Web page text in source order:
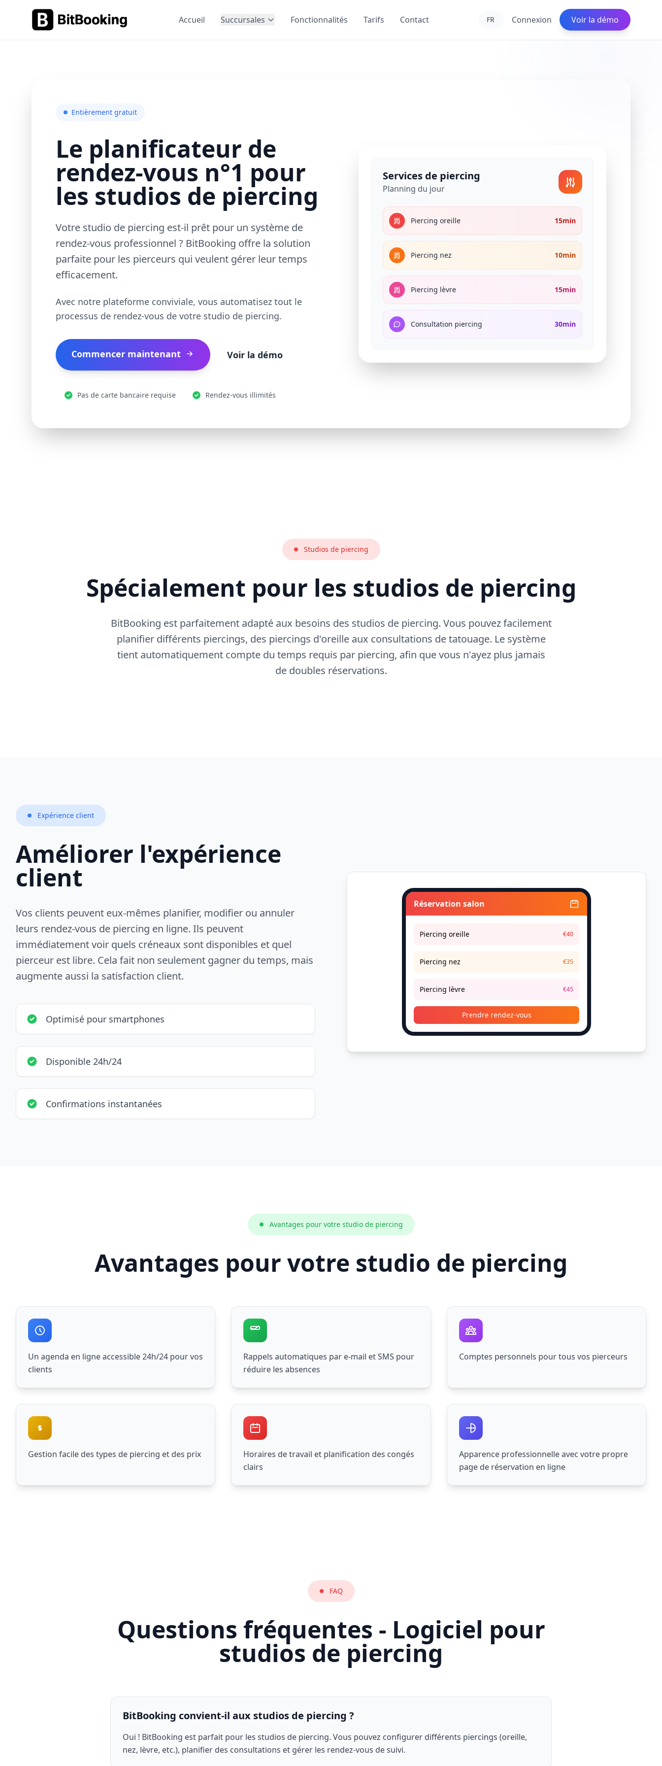
Accueil Succursales Fonctionnalités Tarifs Contact Connexion Voir la démo
Entièrement gratuit
Le planificateur de
rendez-vous n°1 pour
les studios de piercing
Votre studio de piercing est-il prêt pour un système de
rendez-vous professionnel ? BitBooking offre la solution
parfaite pour les pierceurs qui veulent gérer leur temps
efficacement.
Avec notre plateforme conviviale, vous automatisez tout le
processus de rendez-vous de votre studio de piercing.
Commencer maintenant Voir la démo
Pas de carte bancaire requise Rendez-vous illimités
Services de piercing
Planning du jour
Piercing oreille 15min
Piercing nez 10min
Piercing lèvre 15min
Consultation piercing 30min
Studios de piercing
Spécialement pour les studios de piercing
BitBooking est parfaitement adapté aux besoins des studios de piercing. Vous pouvez facilement
planifier différents piercings, des piercings d'oreille aux consultations de tatouage. Le système
tient automatiquement compte du temps requis par piercing, afin que vous n'ayez plus jamais
de doubles réservations.
Expérience client
Améliorer l'expérience
client
Vos clients peuvent eux-mêmes planifier, modifier ou annuler
leurs rendez-vous de piercing en ligne. Ils peuvent
immédiatement voir quels créneaux sont disponibles et quel
pierceur est libre. Cela fait non seulement gagner du temps, mais
augmente aussi la satisfaction client.
Optimisé pour smartphones
Disponible 24h/24
Confirmations instantanées
Réservation salon
Piercing oreille €40
Piercing nez €35
Piercing lèvre €45
Prendre rendez-vous
Avantages pour votre studio de piercing
Avantages pour votre studio de piercing
Un agenda en ligne accessible 24h/24 pour vos
clients
Rappels automatiques par e-mail et SMS pour
réduire les absences
Comptes personnels pour tous vos pierceurs
Gestion facile des types de piercing et des prix
Horaires de travail et planification des congés
clairs
Apparence professionnelle avec votre propre
page de réservation en ligne
FAQ
Questions fréquentes - Logiciel pour
studios de piercing
BitBooking convient-il aux studios de piercing ?
Oui ! BitBooking est parfait pour les studios de piercing. Vous pouvez configurer différents piercings (oreille,
nez, lèvre, etc.), planifier des consultations et gérer les rendez-vous de suivi.